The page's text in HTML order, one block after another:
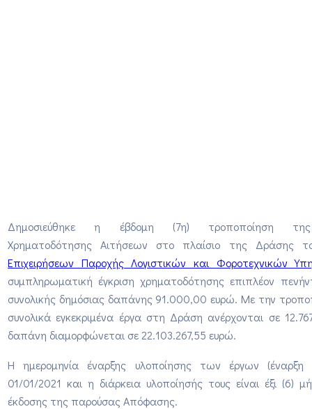
Δημοσιεύθηκε η έβδομη (7η) τροποποίηση
Χρηματοδότησης Αιτήσεων στο πλαίσιο της Δράσης
Επιχειρήσεων Παροχής Λογιστικών και Φοροτεχνικών
συμπληρωματική έγκριση χρηματοδότησης επιπλέον
συνολικής δημόσιας δαπάνης 91.000,00 ευρώ. Με την
συνολικά εγκεκριμένα έργα στη Δράση ανέρχονται σε
δαπάνη διαμορφώνεται σε 22.103.267,55 ευρώ.
Η ημερομηνία έναρξης υλοποίησης των έργων (έναρξη
01/01/2021 και η διάρκεια υλοποίησής τους είναι έξι (6)
έκδοσης της παρούσας Απόφασης.